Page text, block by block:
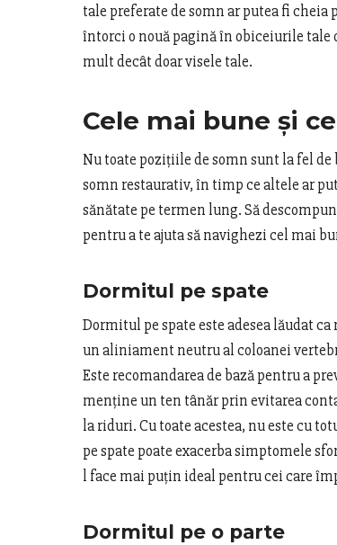
tale preferate de somn ar putea fi cheia
întorci o nouă pagină în obiceiurile tale
mult decât doar visele tale.
Cele mai bune și
Nu toate pozițiile de somn sunt la fel
somn restaurativ, în timp ce altele ar
sănătate pe termen lung. Să
pentru a te ajuta să navighezi cel mai
Dormitul pe spate
Dormitul pe spate este adesea lăudat
un aliniament neutru al coloanei
Este recomandarea de bază pentru a
menține un ten tânăr prin evitarea
la riduri. Cu toate acestea, nu este cu
pe spate poate exacerba simptomele
l face mai puțin ideal pentru cei care
Dormitul pe o parte